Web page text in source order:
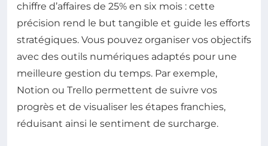
chiffre d’affaires de 25% en six mois : cette
précision rend le but tangible et guide les efforts
stratégiques. Vous pouvez organiser vos objectifs
avec des outils numériques adaptés pour une
meilleure gestion du temps. Par exemple,
Notion ou Trello permettent de suivre vos
progrès et de visualiser les étapes franchies,
réduisant ainsi le sentiment de surcharge.